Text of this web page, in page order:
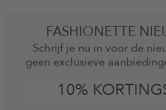
FASHIONETTE
Schrijf je nu in voor de
geen exclusieve
10%